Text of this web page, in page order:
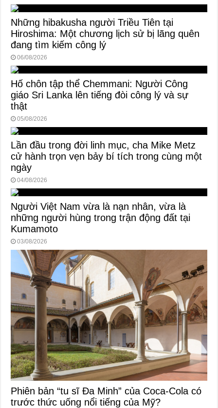
Những hibakusha người Triều Tiên tại
Hiroshima: Một chương lịch sử bị lãng quên
đang tìm kiếm công lý
06/08/2026
Hố chôn tập thể Chemmani: Người Công
giáo Sri Lanka lên tiếng đòi công lý và sự
thật
05/08/2026
Lần đầu trong đời linh mục, cha Mike Metz
cử hành trọn vẹn bảy bí tích trong cùng một
ngày
04/08/2026
Người Việt Nam vừa là nạn nhân, vừa là
những người hùng trong trận động đất tại
Kumamoto
03/08/2026
Phiên bản “tu sĩ Đa Minh” của Coca-Cola có
trước thức uống nổi tiếng của Mỹ?